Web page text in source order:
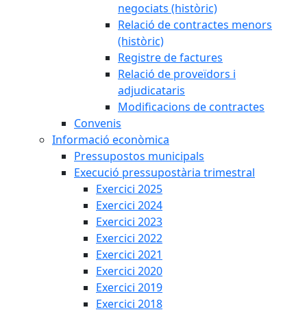
negociats (històric)
Relació de contractes menors
(històric)
Registre de factures
Relació de proveïdors i
adjudicataris
Modificacions de contractes
Convenis
Informació econòmica
Pressupostos municipals
Execució pressupostària trimestral
Exercici 2025
Exercici 2024
Exercici 2023
Exercici 2022
Exercici 2021
Exercici 2020
Exercici 2019
Exercici 2018